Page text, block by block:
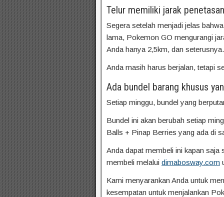
Telur memiliki jarak
Segera setelah menjadi jelas
lama, Pokemon GO mengurangi
Anda hanya 2,5km, dan seterusnya.
Anda masih harus berjalan, tetapi
Ada bundel barang khusus
Setiap minggu, bundel yang
Bundel ini akan berubah setiap
Balls + Pinap Berries yang ada di
Anda dapat membeli ini kapan saja
membeli melalui dimabosway.com
Kami menyarankan Anda untuk
kesempatan untuk menjalankan